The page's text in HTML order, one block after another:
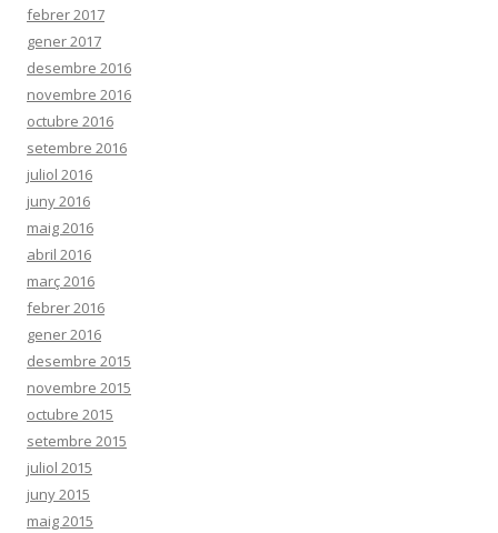
febrer 2017
gener 2017
desembre 2016
novembre 2016
octubre 2016
setembre 2016
juliol 2016
juny 2016
maig 2016
abril 2016
març 2016
febrer 2016
gener 2016
desembre 2015
novembre 2015
octubre 2015
setembre 2015
juliol 2015
juny 2015
maig 2015